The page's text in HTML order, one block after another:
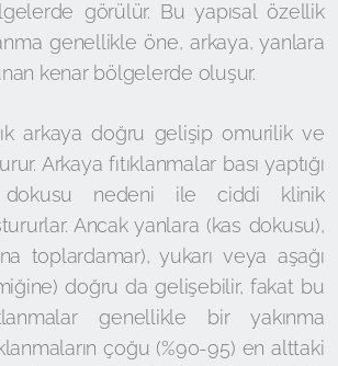
görülür. Bu yapısal özellik
genellikle öne, arkaya, yanlara
kenar bölgelerde oluşur.
arkaya doğru gelişip omurilik ve
Arkaya fıtıklanmalar bası yaptığı
dokusu nedeni ile ciddi klinik
Ancak yanlara (kas dokusu),
toplardamar), yukarı veya aşağı
doğru da gelişebilir, fakat bu
genellikle bir yakınma
çoğu (%90-95) en alttaki